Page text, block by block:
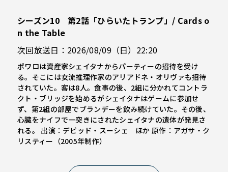
シーズン10 第2話「ひらいたトランプ」/ Cards o
n the Table
次回放送日：2026/08/09（日）22:20
ポワロは資産家シェイタナからパーティーの招待を受け
る。そこには女流推理作家のアリアドネ・オリヴァも招待
されていた。客は8人。食事の後、2組に分かれてコントラ
クト・ブリッジを始めるがシェイタナはゲームに参加せ
ず、第2組の部屋でブランデーを飲み続けていた。その後、
心臓をナイフで一突きにされたシェイタナの遺体が発見さ
れる。 出演：デビッド・スーシェ ほか 原作：アガサ・ク
リスティー（2005年制作）